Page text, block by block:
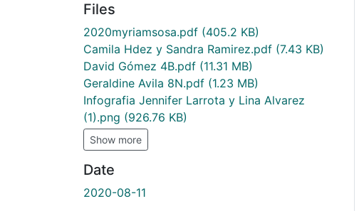
Files
2020myriamsosa.pdf (405.2 KB)
Camila Hdez y Sandra Ramirez.pdf (7.43 KB)
David Gómez 4B.pdf (11.31 MB)
Geraldine Avila 8N.pdf (1.23 MB)
Infografia Jennifer Larrota y Lina Alvarez
(1).png (926.76 KB)
Show more
Date
2020-08-11